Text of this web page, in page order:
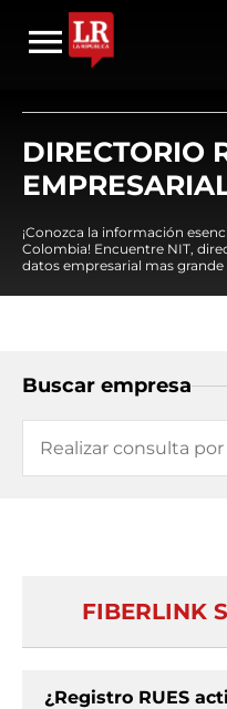
DIRECTORIO
¡Conozca la información
Colombia! Encuentre NIT,
datos empresarial mas grande
Buscar empresa
FIBERLINK
¿Registro RUES